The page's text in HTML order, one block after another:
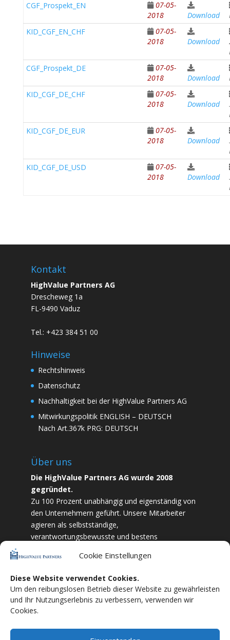
Cookie Einstellungen
Diese Website verwendet Cookies.
Um den reibungslosen Betrieb dieser Website zu gewährleisten
und Ihr Nutzungserlebnis zu verbessern, verwenden wir
Cookies.
CGF_Prospekt_EN
07-05-
2018
Download
KID_CGF_EN_CHF
07-05-
2018
Download
CGF_Prospekt_DE
07-05-
2018
Download
KID_CGF_DE_CHF
07-05-
2018
Download
KID_CGF_DE_EUR
07-05-
2018
Download
KID_CGF_DE_USD
07-05-
2018
Download
Kontakt
HighValue Partners AG
Drescheweg 1a
FL-9490 Vaduz
Tel.: +423 384 51 00
Hinweise
Rechtshinweis
Datenschutz
Nachhaltigkeit bei der HighValue Partners AG
Mitwirkungspolitik ENGLISH – DEUTSCH
Nach Art.367k PRG: DEUTSCH
Über uns
Die HighValue Partners AG wurde 2008
gegründet.
Zu 100 Prozent unabhängig und eigenständig von
den Unternehmern geführt. Unsere Mitarbeiter
agieren als selbstständige,
verantwortungsbewusste und bestens
und Zielstrebigkeit sind wir bestrebt das
HighValue Partners ist Mitglied vom:VuVL –
Verein unabhängiger Vermögensverwalter
in Liechtenstein